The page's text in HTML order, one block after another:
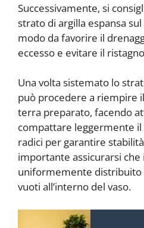
Successivamente, si
strato di argilla espansa
modo da favorire il
eccesso e evitare il
Una volta sistemato lo
può procedere a riempire
terra preparato, facendo
compattare leggermente
radici per garantire
importante assicurarsi che
uniformemente distribuito
vuoti all’interno del vaso.